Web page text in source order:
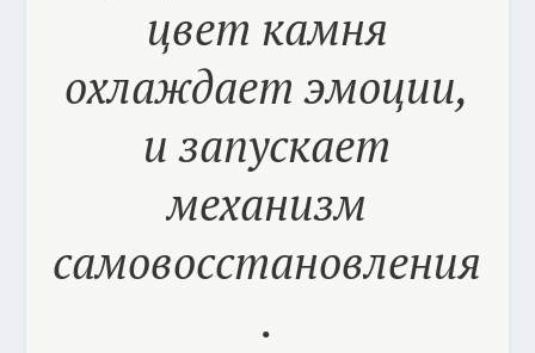
цвет камня
охлаждает эмоции,
и запускает
механизм
самовосстановления
.